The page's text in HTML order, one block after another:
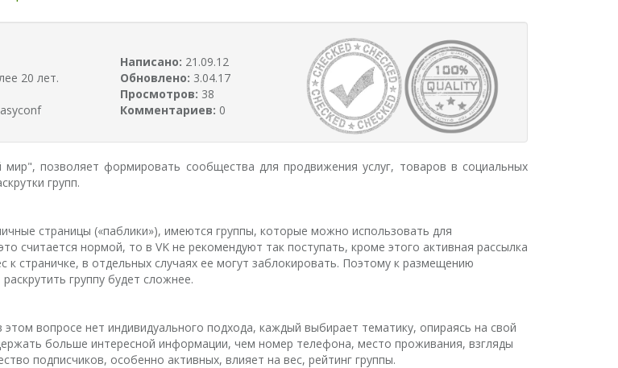
20 лет.
Написано: 21.09.12
Обновлено: 3.04.17
Просмотров: 38
Комментариев: 0
позволяет формировать сообщества для продвижения услуг, товаров в социальных
групп.
страницы («паблики»), имеются группы, которые можно использовать для
считается нормой, то в VK не рекомендуют так поступать, кроме этого активная рассылка
страничке, в отдельных случаях ее могут заблокировать. Поэтому к размещению
группу будет сложнее.
вопросе нет индивидуального подхода, каждый выбирает тематику, опираясь на свой
больше интересной информации, чем номер телефона, место проживания, взгляды
подписчиков, особенно активных, влияет на вес, рейтинг группы.